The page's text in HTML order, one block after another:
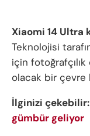
Xiaomi 14 Ultra
Teknolojisi
için
olacak bir çevre
İlginizi çekebilir:
gümbür geliyor